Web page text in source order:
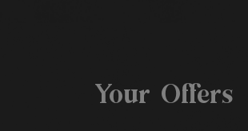
Your Offers